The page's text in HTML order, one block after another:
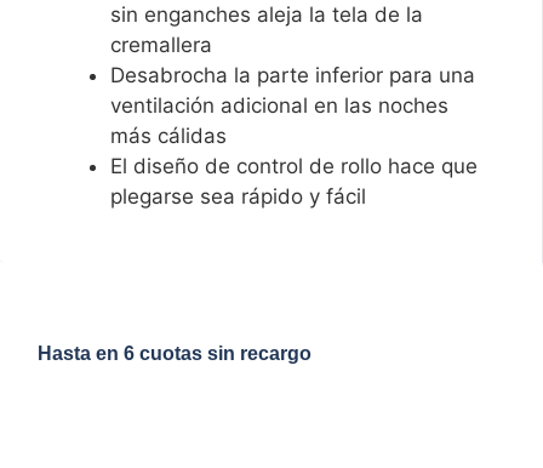
sin enganches aleja la tela de la
cremallera
Desabrocha la parte inferior para una
ventilación adicional en las noches
más cálidas
El diseño de control de rollo hace que
plegarse sea rápido y fácil
Hasta en 6 cuotas sin recargo